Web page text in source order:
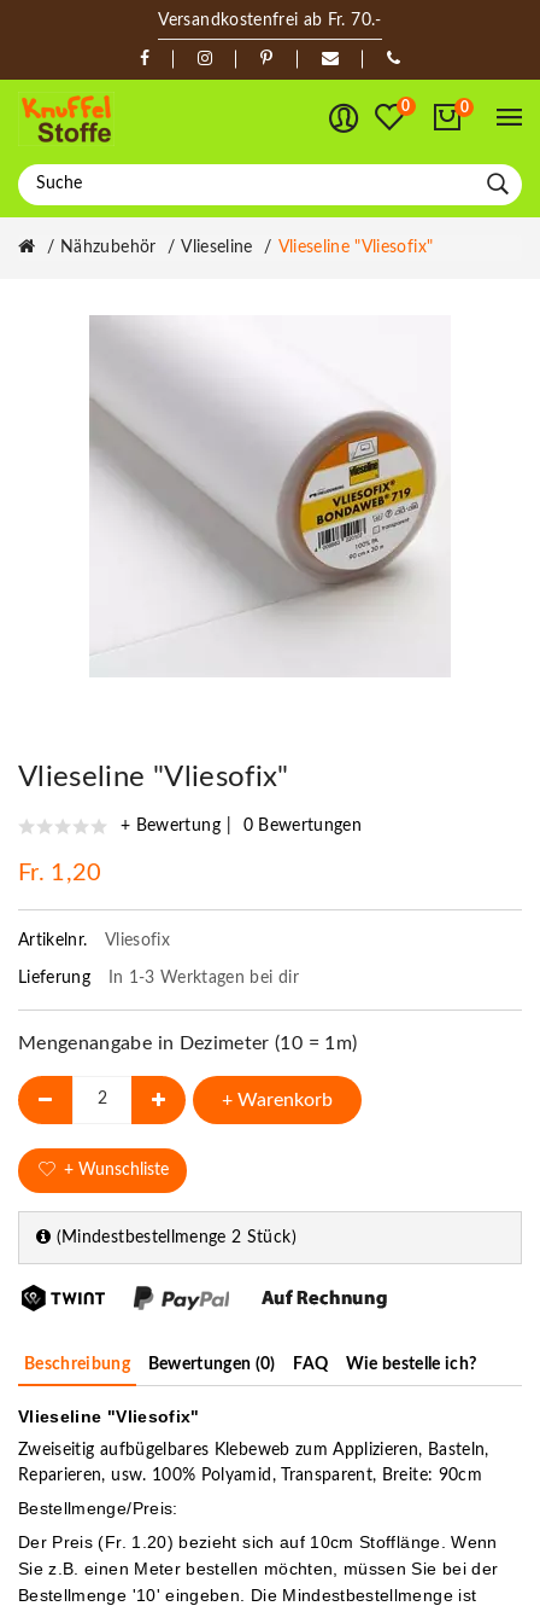
Versandkostenfrei ab Fr. 70.-
0 0
Nähzubehör Vlieseline Vlieseline "Vliesofix"
Vlieseline "Vliesofix"
+ Bewertung 0 Bewertungen
Fr. 1,20
Artikelnr. Vliesofix
Lieferung In 1-3 Werktagen bei dir
Mengenangabe in Dezimeter (10 = 1m)
+ Warenkorb
+ Wunschliste
(Mindestbestellmenge 2 Stück)
Beschreibung Bewertungen (0) FAQ Wie bestelle ich?
Vlieseline "Vliesofix"
Zweiseitig aufbügelbares Klebeweb zum Applizieren, Basteln,
Reparieren, usw. 100% Polyamid, Transparent, Breite: 90cm
Bestellmenge/Preis:
Der Preis (Fr. 1.20) bezieht sich auf 10cm Stofflänge. Wenn
Sie z.B. einen Meter bestellen möchten, müssen Sie bei der
Bestellmenge '10' eingeben. Die Mindestbestellmenge ist